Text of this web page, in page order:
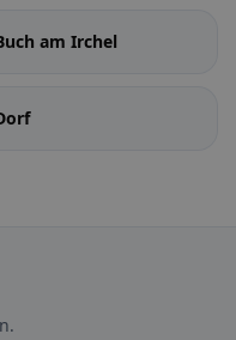
am Irchel